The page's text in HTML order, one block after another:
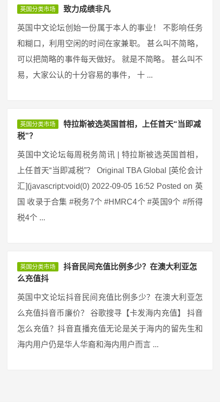
英国分类市场 致力成绩非凡
英国中文论坛创始一份属于本人的事业！ 不影响任务
和糊口，利用空闲的时间在家兼职。 甚么叫不简略，
可以把简略的事件每天做好。 就是不简略。 甚么叫不
易，大家公认的十分容易的事件， 十 ...
英国分类市场
特拉斯被选英国首相，上任首天“当即减
税”？
英国中文论坛每周税务简讯 | 特拉斯被选英国首相，
上任首天“当即减税”？ Original TBA Global [英伦会计
汇](javascript:void(0) 2022-09-05 16:52 Posted on 英
国 收录于合集 #税务7个 #HMRC4个 #英国9个 #所得
税4个 ...
英国分类市场
抖音民间充值比例多少？在澳大利亚怎
么充值抖
英国中文论坛抖音民间充值比例多少？在澳大利亚怎
么充值抖音币廉价？ 谷歌搜寻【卡发海内充值】 抖音
怎么充值？抖音直播充值无论是关于海内的留先生和
海内用户仍是华人华裔和海内用户而言 ...